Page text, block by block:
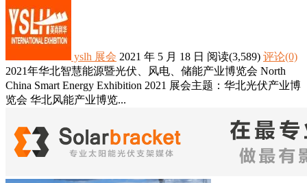
yslh 展会 2021 年 5 月 18 日 阅读(3,589) 评论(0)
2021年华北智慧能源暨光伏、风电、储能产业博览会 North
China Smart Energy Exhibition 2021 展会主题：华北光伏产业博
览会 华北风能产业博览...